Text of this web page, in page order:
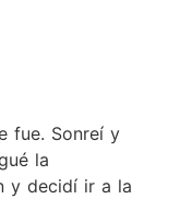
fue. Sonreí y
la
y decidí ir a la